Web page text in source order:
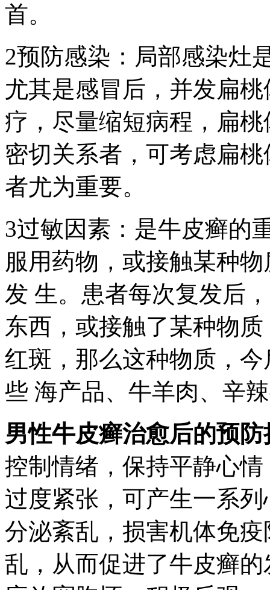
首。
2预防感染：局部感染灶
尤其是感冒后，并发扁
疗，尽量缩短病程，扁
密切关系者，可考虑扁
者尤为重要。
3过敏因素：是牛皮癣的
服用药物，或接触某种
发 生。患者每次复发后
东西，或接触了某种物
红斑，那么这种物质，
些 海产品、牛羊肉、辛
男性牛皮癣治愈后的预
控制情绪，保持平静心
过度紧张，可产生一系
分泌紊乱，损害机体免
乱，从而促进了牛皮癣